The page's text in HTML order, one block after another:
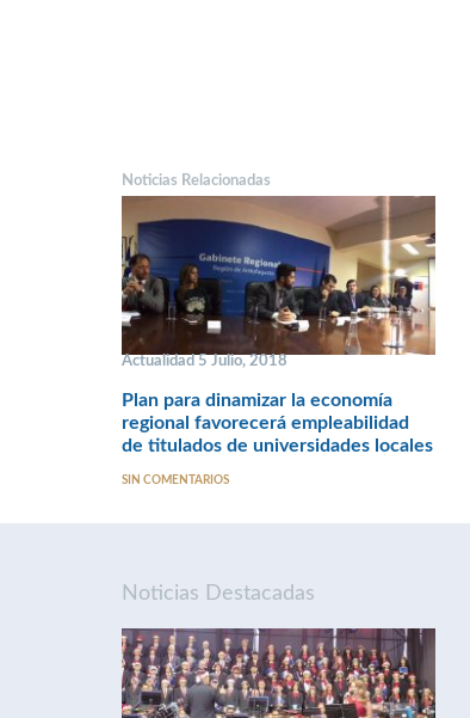
Noticias Relacionadas
Actualidad 5 Julio, 2018
Plan para dinamizar la economía
regional favorecerá empleabilidad
de titulados de universidades locales
SIN COMENTARIOS
Noticias Destacadas